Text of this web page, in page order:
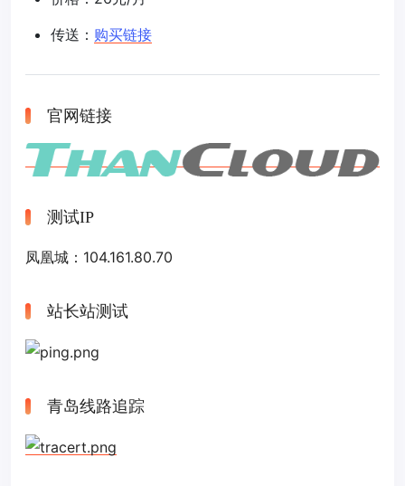
传送： 购买链接
官网链接
测试IP
凤凰城：104.161.80.70
站长站测试
青岛线路追踪